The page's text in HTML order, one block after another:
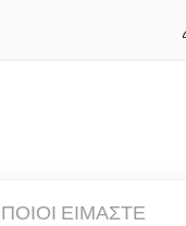
ΠΟΙΟΙ ΕΙΜΑΣΤΕ